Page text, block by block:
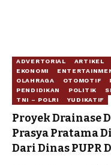
ADVERTORIAL ARTIKEL
EKONOMI
OLAHRAGA
OTOMOTIF
PENDIDIKAN
POLITIK
TNI – POLRI
YUDIKATIF
Proyek Drainase
Prasya Pratama
Dari Dinas PUPR